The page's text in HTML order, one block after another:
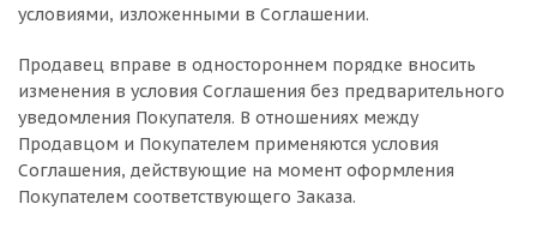
условиями, изложенными в Соглашении.
Продавец вправе в одностороннем порядке вносить
изменения в условия Соглашения без предварительного
уведомления Покупателя. В отношениях между
Продавцом и Покупателем применяются условия
Соглашения, действующие на момент оформления
Покупателем соответствующего Заказа.